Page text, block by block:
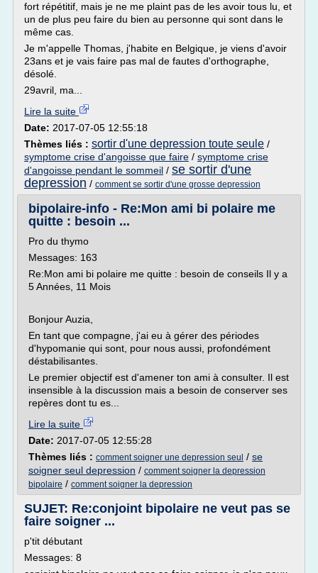
fort répétitif, mais je ne me plaint pas de les avoir tous lu, et
un de plus peu faire du bien au personne qui sont dans le
même cas.
Je m'appelle Thomas, j'habite en Belgique, je viens d'avoir
23ans et je vais faire pas mal de fautes d'orthographe,
désolé.
29avril, ma...
Lire la suite
Date: 2017-07-05 12:55:18
Thèmes liés : sortir d'une depression toute seule /
symptome crise d'angoisse que faire / symptome crise
d'angoisse pendant le sommeil / se sortir d'une
depression / comment se sortir d'une grosse depression
bipolaire-info - Re:Mon ami bi polaire me
quitte : besoin ...
Pro du thymo
Messages: 163
Re:Mon ami bi polaire me quitte : besoin de conseils Il y a
5 Années, 11 Mois
Bonjour Auzia,
En tant que compagne, j'ai eu à gérer des périodes
d'hypomanie qui sont, pour nous aussi, profondément
déstabilisantes.
Le premier objectif est d'amener ton ami à consulter. Il est
insensible à la discussion mais a besoin de conserver ses
repères dont tu es...
Lire la suite
Date: 2017-07-05 12:55:28
Thèmes liés : comment soigner une depression seul / se
soigner seul depression / comment soigner la depression
bipolaire / comment soigner la depression
SUJET: Re:conjoint bipolaire ne veut pas se
faire soigner ...
p'tit débutant
Messages: 8